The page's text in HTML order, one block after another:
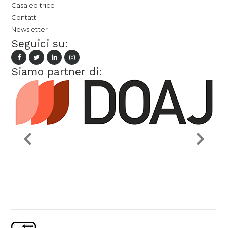
Casa editrice
Contatti
Newsletter
Seguici su:
Siamo partner di: